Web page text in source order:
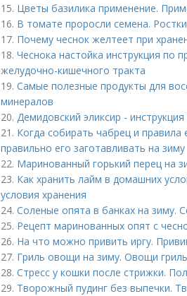
15. Цветы базилика применение.
16. В томате проросли семена.
17. Почему чеснок желтеет при
18. Чеснока настойка инструкция по
желудочно-кишечного тракта
19. Самые полезные продукты для
минералов
20. Демидовский эликсир -
21. Когда собирать чабрец и правила
правильно его заготавливать на зиму
22. Маринованный горький перец на
23. Как хранить лайм в домашних
условия хранения
24. Соленые опята в банках на зиму.
25. Рецепт маринованных опят с
26. На что можно привить иргу.
27. Гриль овощи на зиму. Овощи
28. Стресс у кошки после стрижки.
29. Творожный пудинг без выпечки.